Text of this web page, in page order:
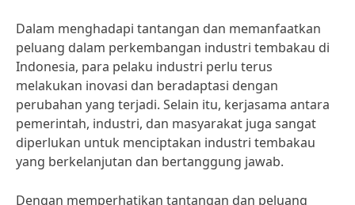
Dalam menghadapi tantangan dan memanfaatkan
peluang dalam perkembangan industri tembakau di
Indonesia, para pelaku industri perlu terus
melakukan inovasi dan beradaptasi dengan
perubahan yang terjadi. Selain itu, kerjasama antara
pemerintah, industri, dan masyarakat juga sangat
diperlukan untuk menciptakan industri tembakau
yang berkelanjutan dan bertanggung jawab.
Dengan memperhatikan tantangan dan peluang